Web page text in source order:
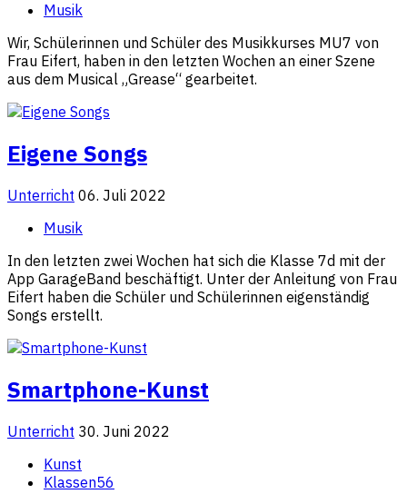
Musik
Wir, Schülerinnen und Schüler des Musikkurses MU7 von
Frau Eifert, haben in den letzten Wochen an einer Szene
aus dem Musical „Grease“ gearbeitet.
Eigene Songs
Unterricht 06. Juli 2022
Musik
In den letzten zwei Wochen hat sich die Klasse 7d mit der
App GarageBand beschäftigt. Unter der Anleitung von Frau
Eifert haben die Schüler und Schülerinnen eigenständig
Songs erstellt.
Smartphone-Kunst
Unterricht 30. Juni 2022
Kunst
Klassen56